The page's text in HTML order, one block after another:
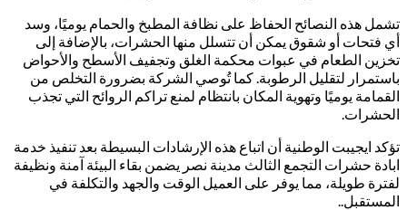
تشمل هذه النصائح الحفاظ على نظافة المطبخ والحمام يوميًا، وسد
أي فتحات أو شقوق يمكن أن تتسلل منها الحشرات، بالإضافة إلى
تخزين الطعام في عبوات محكمة الغلق وتجفيف الأسطح والأحواض
باستمرار لتقليل الرطوبة. كما تُوصي الشركة بضرورة التخلص من
القمامة يوميًا وتهوية المكان بانتظام لمنع تراكم الروائح التي تجذب
الحشرات.
تؤكد ايجيبت الوطنية أن اتباع هذه الإرشادات البسيطة بعد تنفيذ خدمة
ابادة حشرات التجمع الثالث مدينة نصر يضمن بقاء البيئة آمنة ونظيفة
لفترة طويلة، مما يوفر على العميل الوقت والجهد والتكلفة في
المستقبل..